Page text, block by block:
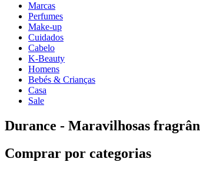
Marcas
Perfumes
Make-up
Cuidados
Cabelo
K-Beauty
Homens
Bebés & Crianças
Casa
Sale
Durance - Maravilhosas
Comprar por categorias